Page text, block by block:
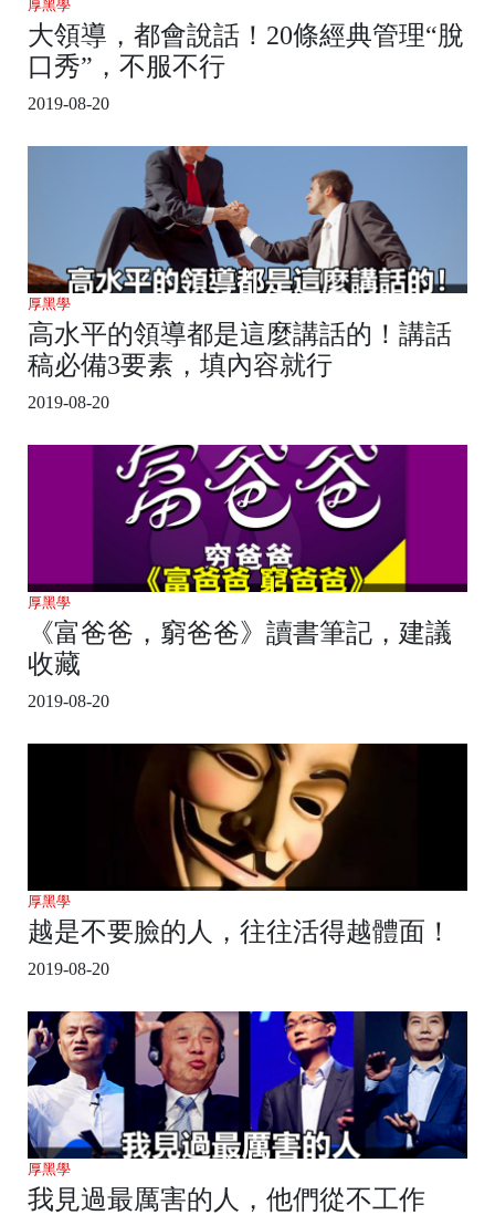
厚黑學
大領導，都會說話！20條經典管理“脫
口秀”，不服不行
2019-08-20
厚黑學
高水平的領導都是這麼講話的！講話
稿必備3要素，填內容就行
2019-08-20
厚黑學
《富爸爸，窮爸爸》讀書筆記，建議
收藏
2019-08-20
厚黑學
越是不要臉的人，往往活得越體面！
2019-08-20
厚黑學
我見過最厲害的人，他們從不工作